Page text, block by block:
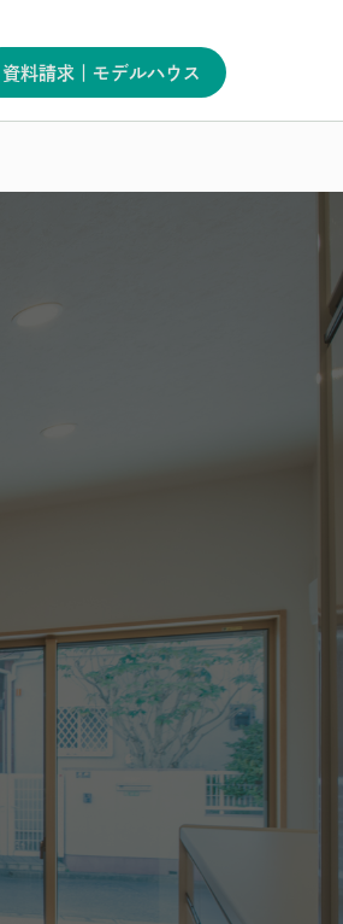
資料請求｜モデルハウス